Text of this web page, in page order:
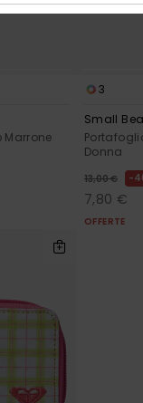
Marrone
3
Small
Donna
13,00 €
7,80 €
OFFERTE